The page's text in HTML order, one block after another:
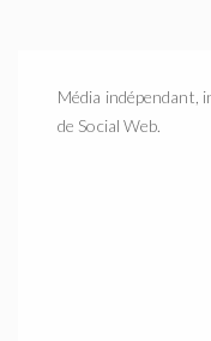
Média indépendant,
de Social Web.